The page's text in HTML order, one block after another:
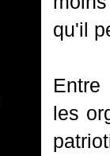
qu'il
Entre
les